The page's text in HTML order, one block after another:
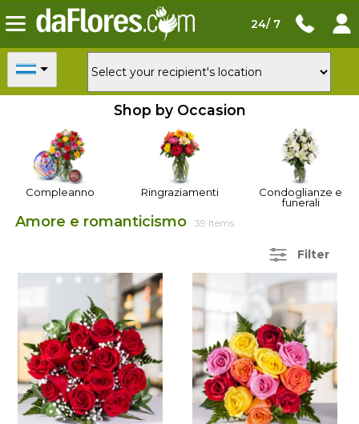
24/ 7
Shop by Occasion
Compleanno Ringraziamenti
Condoglianze e
funerali
Amore e romanticismo 39 Items
Filter